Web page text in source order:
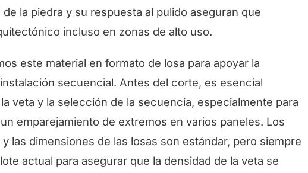
la piedra y su respuesta al pulido aseguran que
incluso en zonas de alto uso.
este material en formato de losa para apoyar la
secuencial. Antes del corte, es esencial
veta y la selección de la secuencia, especialmente para
emparejamiento de extremos en varios paneles. Los
las dimensiones de las losas son estándar, pero siempre
actual para asegurar que la densidad de la veta se